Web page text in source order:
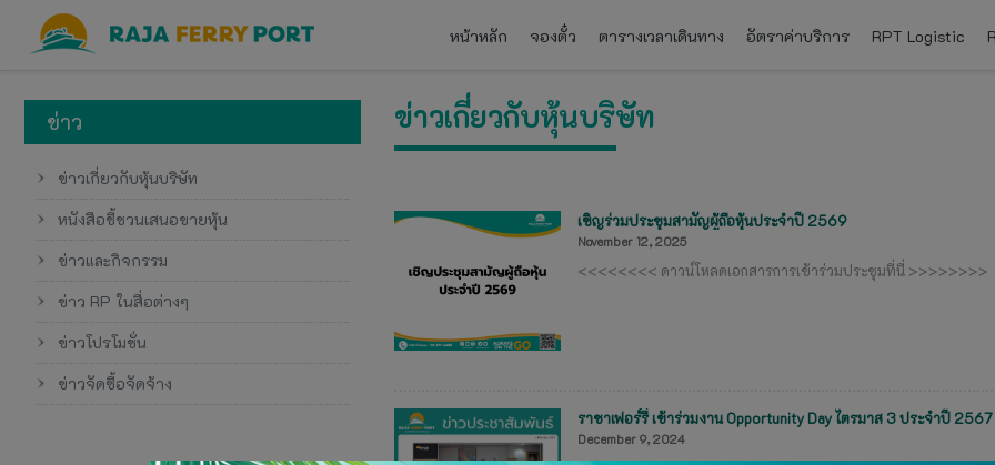
หน้าหลัก จองตั๋ว ตารางเวลาเดินทาง อัตราค่าบริการ RPT Logistic
ข่าว
ข่าวเกี่ยวกับหุ้นบริษัท
หนังสือชี้ชวนเสนอขายหุ้น
ข่าวและกิจกรรม
ข่าว RP ในสื่อต่างๆ
ข่าวโปรโมชั่น
ข่าวจัดซื้อจัดจ้าง
ข่าวเกี่ยวกับหุ้นบริษัท
เชิญร่วมประชุมสามัญผู้ถือหุ้นประจำปี 2569
November 12, 2025
<<<<<<<< ดาวน์โหลดเอกสารการเข้าร่วมประชุมที่นี่ >>>>>>>>
ราชาเฟอร์รี่ เข้าร่วมงาน Opportunity Day ไตรมาส 3 ประจำปี 2567
December 9, 2024